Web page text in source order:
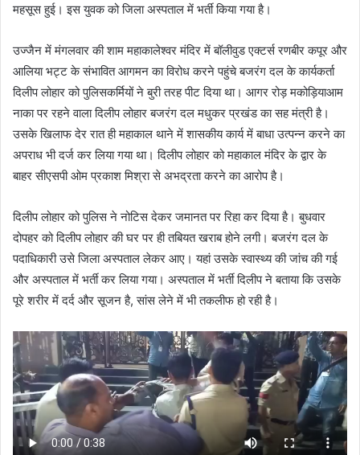
महसूस हुई। इस युवक को जिला अस्पताल में भर्ती किया गया है।
उज्जैन में मंगलवार की शाम महाकालेश्वर मंदिर में बॉलीवुड एक्टर्स रणबीर कपूर और
आलिया भट्ट के संभावित आगमन का विरोध करने पहुंचे बजरंग दल के कार्यकर्ता
दिलीप लोहार को पुलिसकर्मियों ने बुरी तरह पीट दिया था। आगर रोड़ मकोड़ियाआम
नाका पर रहने वाला दिलीप लोहार बजरंग दल मधुकर प्रखंड का सह मंत्री है।
उसके खिलाफ देर रात ही महाकाल थाने में शासकीय कार्य में बाधा उत्पन्न करने का
अपराध भी दर्ज कर लिया गया था। दिलीप लोहार को महाकाल मंदिर के द्वार के
बाहर सीएसपी ओम प्रकाश मिश्रा से अभद्रता करने का आरोप है।
दिलीप लोहार को पुलिस ने नोटिस देकर जमानत पर रिहा कर दिया है। बुधवार
दोपहर को दिलीप लोहार की घर पर ही तबियत खराब होने लगी। बजरंग दल के
पदाधिकारी उसे जिला अस्पताल लेकर आए। यहां उसके स्वास्थ्य की जांच की गई
और अस्पताल में भर्ती कर लिया गया। अस्पताल में भर्ती दिलीप ने बताया कि उसके
पूरे शरीर में दर्द और सूजन है, सांस लेने में भी तकलीफ हो रही है।